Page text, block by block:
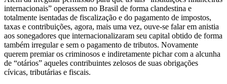
internacionais” operassem no Brasil de forma clandestina e
totalmente isentadas de fiscalização e do pagamento de impostos,
taxas e contribuições, agora, mais uma vez, ouve-se falar em anistia
aos sonegadores que internacionalizaram seu capital obtido de forma
também irregular e sem o pagamento de tributos. Novamente
querem premiar os criminosos e indiretamente pichar com a alcunha
de “otários” aqueles contribuintes zelosos de suas obrigações
cívicas, tributárias e fiscais.